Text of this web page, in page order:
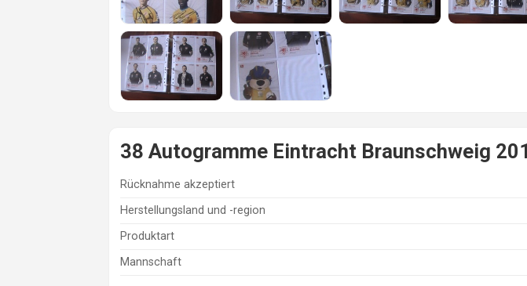
38 Autogramme Eintracht Braunschweig
Rücknahme akzeptiert
Herstellungsland und -region
Produktart
Mannschaft